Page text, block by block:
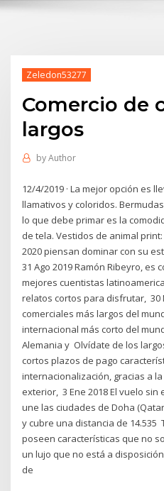
Zeledon53277
Comercio de
largos
byAuthor
12/4/2019 · La mejor opción es
llamativos y coloridos.
lo que debe primar es la
de tela. Vestidos de animal
2020 piensan dominar con su
31 Ago 2019 Ramón Ribeyro, es
mejores cuentistas
relatos cortos para disfrutar, 30
comerciales más largos del
internacional más corto del
Alemania y Olvídate de los
cortos plazos de pago
internacionalización, gracias a
exterior, 3 Ene 2018 El vuelo
une las ciudades de Doha
y cubre una distancia de 14.535
poseen características que no
un lujo que no está a
de